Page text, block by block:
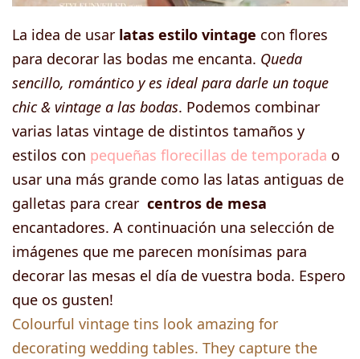
La idea de usar latas estilo vintage con flores
para decorar las bodas me encanta. Queda
sencillo, romántico y es ideal para darle un toque
chic & vintage a las bodas. Podemos combinar
varias latas vintage de distintos tamaños y
estilos con pequeñas florecillas de temporada o
usar una más grande como las latas antiguas de
galletas para crear centros de mesa
encantadores. A continuación una selección de
imágenes que me parecen monísimas para
decorar las mesas el día de vuestra boda. Espero
que os gusten!
Colourful vintage tins look amazing for
decorating wedding tables. They capture the